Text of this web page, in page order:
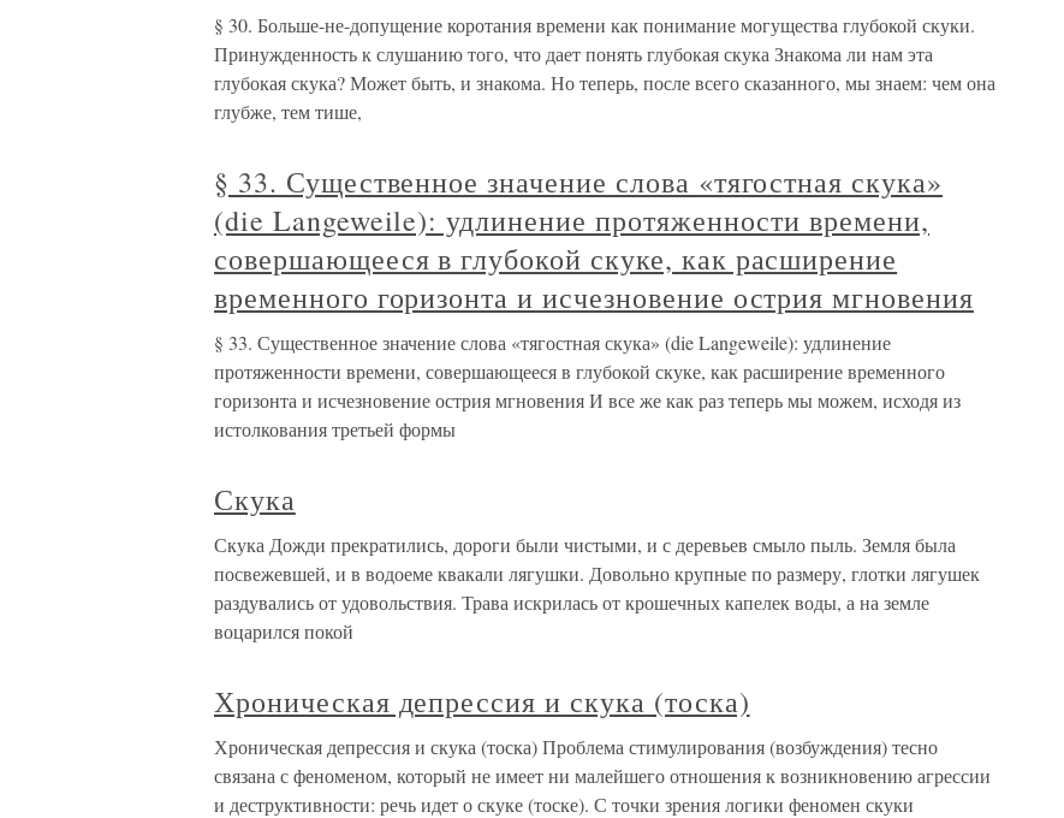
§ 30. Больше-не-допущение коротания времени как понимание могущества глубокой скуки.
Принужденность к слушанию того, что дает понять глубокая скука Знакома ли нам эта
глубокая скука? Может быть, и знакома. Но теперь, после всего сказанного, мы знаем: чем она
глубже, тем тише,
§ 33. Существенное значение слова «тягостная скука»
(die Langeweile): удлинение протяженности времени,
совершающееся в глубокой скуке, как расширение
временного горизонта и исчезновение острия мгновения
§ 33. Существенное значение слова «тягостная скука» (die Langeweile): удлинение
протяженности времени, совершающееся в глубокой скуке, как расширение временного
горизонта и исчезновение острия мгновения И все же как раз теперь мы можем, исходя из
истолкования третьей формы
Скука
Скука Дожди прекратились, дороги были чистыми, и с деревьев смыло пыль. Земля была
посвежевшей, и в водоеме квакали лягушки. Довольно крупные по размеру, глотки лягушек
раздувались от удовольствия. Трава искрилась от крошечных капелек воды, а на земле
воцарился покой
Хроническая депрессия и скука (тоска)
Хроническая депрессия и скука (тоска) Проблема стимулирования (возбуждения) тесно
связана с феноменом, который не имеет ни малейшего отношения к возникновению агрессии
и деструктивности: речь идет о скуке (тоске). С точки зрения логики феномен скуки